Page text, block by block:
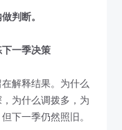
判断。
一季决策
解释结果。为什么
为什么调拨多，为
下一季仍然照旧。